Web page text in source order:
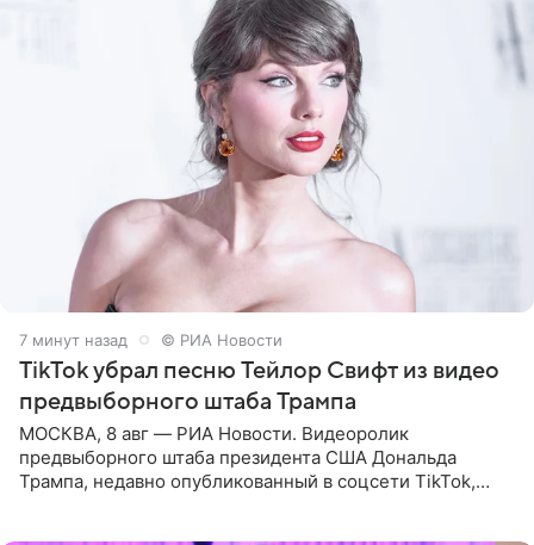
7 минут назад © РИА Новости
TikTok убрал песню Тейлор Свифт из видео
предвыборного штаба Трампа
МОСКВА, 8 авг — РИА Новости. Видеоролик
предвыборного штаба президента США Дональда
Трампа, недавно опубликованный в соцсети TikTok,